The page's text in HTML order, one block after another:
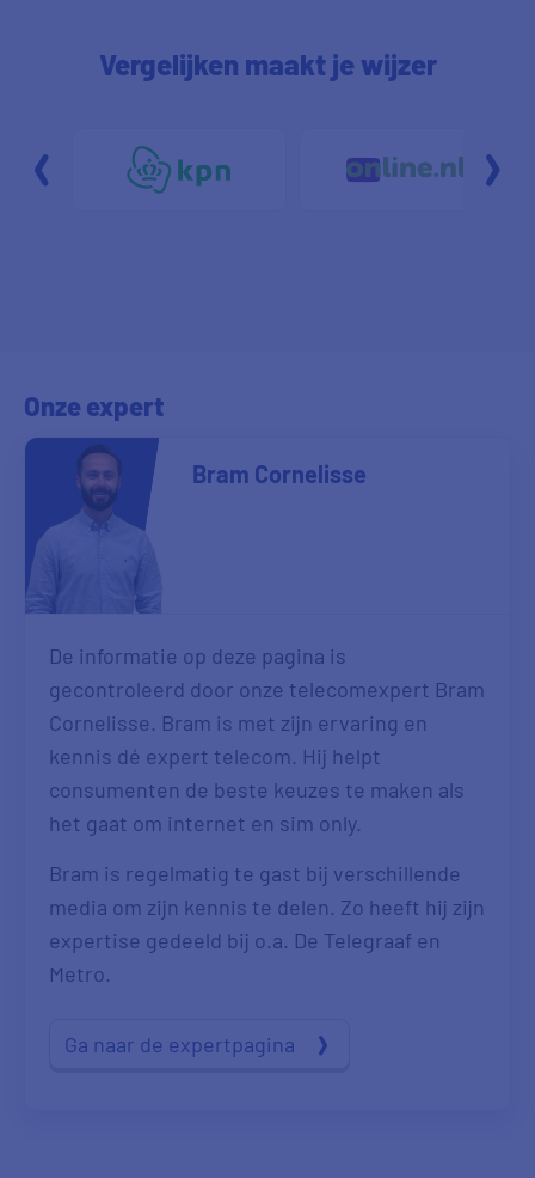
Vergelijken maakt je wijzer
Onze expert
Bram Cornelisse
De informatie op deze pagina is
gecontroleerd door onze telecomexpert Bram
Cornelisse. Bram is met zijn ervaring en
kennis dé expert telecom. Hij helpt
consumenten de beste keuzes te maken als
het gaat om internet en sim only.
Bram is regelmatig te gast bij verschillende
media om zijn kennis te delen. Zo heeft hij zijn
expertise gedeeld bij o.a. De Telegraaf en
Metro.
Ga naar de expertpagina